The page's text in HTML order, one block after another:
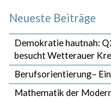
Neueste Beiträge
Demokratie hautnah:
besucht Wetterauer
Berufsorientierung–
Mathematik der